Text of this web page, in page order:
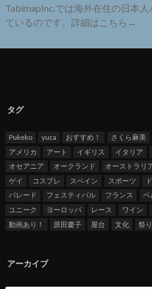
TabimapInc.では海外在住の日本
ているのです。詳細はこちら→
タグ
Pukeko yuca おすすめ！ さくら麻美
アメリカ
アート イギリス イタリア
オセアニア
オークランド オーストラリ
ゲイ
コスプレ スペイン スポーツ
パレード
フェスティバル フランス ベ
ユニーク
ヨーロッパ レース ワイン
動画あり！
原田慶子 屋台 文化 祭り
アーカイブ